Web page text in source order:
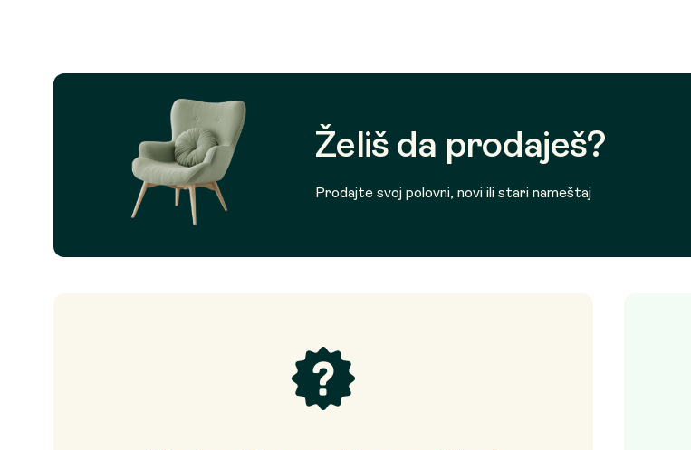
Želiš da prodaješ?
Prodajte svoj polovni, novi ili stari nameštaj